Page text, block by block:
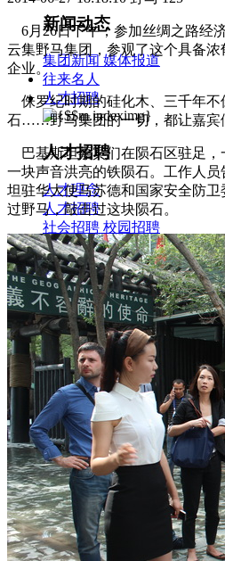
新闻动态
集团新闻 媒体报道
往来名人
人才招聘
人才招聘
人才理念
人才招聘
社会招聘 校园招聘
视觉文化
全部
视觉文化
汗血马助力新疆文旅
伊犁州霍城古城巡游
北屯市
村巡游 阿勒泰北屯市巡游 阿
察布查尔县巡游
伊犁昭苏巡
园区风采
野马美术馆 陨石 胡杨 硅化木
大厅 国家记忆A馆 国家记忆
场餐厅 健身房 办公区域 小
精彩视频 丝路驿站·野马激光
繁
6月26日下午，参加丝绸之路经
云集野马集团，参观了这个具备
企业。
侏罗纪时期的硅化木、三千年不
石……野马集团的一切，都让嘉宾
巴基斯坦嘉宾们在陨石区驻足，
一块声音洪亮的铁陨石。工作人
坦驻华大使马苏德和国家安全防
过野马，敲击过这块陨石。